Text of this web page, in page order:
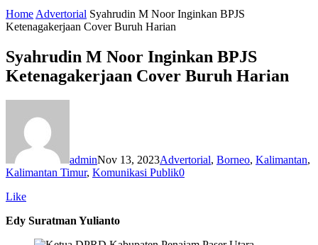
Home Advertorial Syahrudin M Noor Inginkan BPJS
Ketenagakerjaan Cover Buruh Harian
Syahrudin M Noor Inginkan BPJS
Ketenagakerjaan Cover Buruh Harian
adminNov 13, 2023Advertorial, Borneo, Kalimantan,
Kalimantan Timur, Komunikasi Publik0
Like
Edy Suratman Yulianto